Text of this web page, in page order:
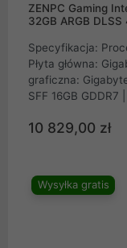
ZENPC Gaming
32GB ARGB DLSS
Specyfikacja:
Płyta główna:
graficzna:
SFF 16GB GDDR7
(2x16GB) DDR5
VP4300 Lite 2TB
ZENPC Apex TG
750W |
10 829,00 zł
Wysyłka gratis